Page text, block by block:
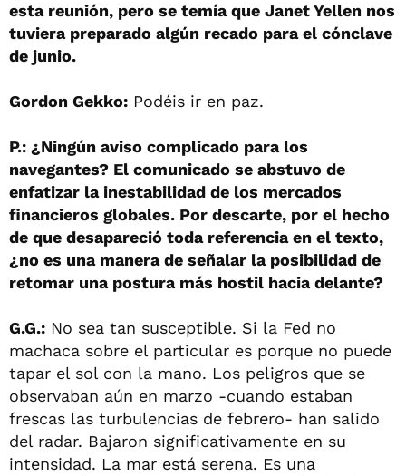
esta reunión, pero se temía que Janet Yellen nos
tuviera preparado algún recado para el cónclave
de junio.
Gordon Gekko: Podéis ir en paz.
P.: ¿Ningún aviso complicado para los
navegantes? El comunicado se abstuvo de
enfatizar la inestabilidad de los mercados
financieros globales. Por descarte, por el hecho
de que desapareció toda referencia en el texto,
¿no es una manera de señalar la posibilidad de
retomar una postura más hostil hacia delante?
G.G.: No sea tan susceptible. Si la Fed no
machaca sobre el particular es porque no puede
tapar el sol con la mano. Los peligros que se
observaban aún en marzo -cuando estaban
frescas las turbulencias de febrero- han salido
del radar. Bajaron significativamente en su
intensidad. La mar está serena. Es una